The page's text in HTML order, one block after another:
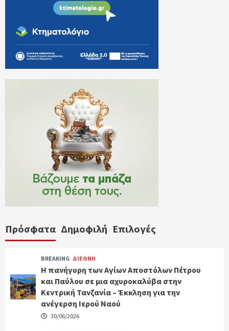
Πρόσφατα Δημοφιλή Επιλογές
BREAKING ΔΙΕΘΝΗ
Η πανήγυρη των Αγίων Αποστόλων Πέτρου
και Παύλου σε μια αχυροκαλύβα στην
Κεντρική Τανζανία – Έκκληση για την
ανέγερση Ιερού Ναού
30/06/2026